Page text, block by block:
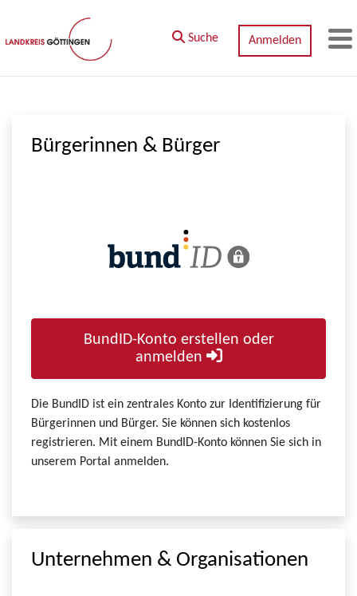
Zum Hauptinhalt springen
Suche Anmelden
Bürgerinnen & Bürger
BundID-Konto erstellen oder
anmelden
Die BundID ist ein zentrales Konto zur Identifizierung für
Bürgerinnen und Bürger. Sie können sich kostenlos
registrieren. Mit einem BundID-Konto können Sie sich in
unserem Portal anmelden.
Unternehmen & Organisationen